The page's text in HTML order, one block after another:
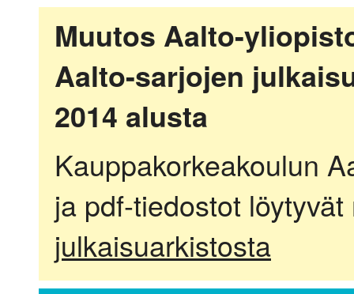
Muutos Aalto-
Aalto-sarjojen
2014 alusta
Kauppakorkeakoulun
ja pdf-tiedostot
julkaisuarkistosta